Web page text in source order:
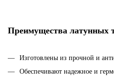
Преимущества латунных
Изготовлены из прочной и
Обеспечивают надежное и